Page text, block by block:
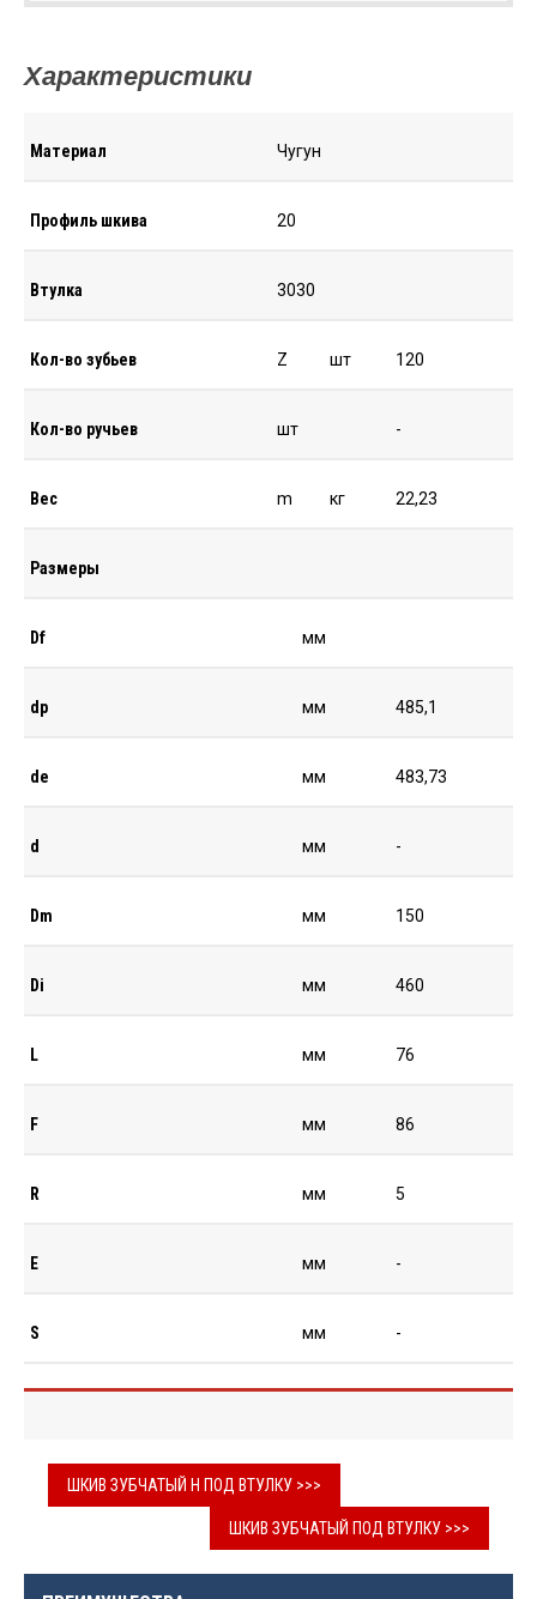
Характеристики
Материал Чугун
Профиль шкива 20
Втулка 3030
Кол-во зубьев Z шт 120
Кол-во ручьев шт -
Вес m кг 22,23
Размеры
Df мм
dp мм 485,1
de мм 483,73
d мм -
Dm мм 150
Di мм 460
L мм 76
F мм 86
R мм 5
E мм -
S мм -
ШКИВ ЗУБЧАТЫЙ H ПОД ВТУЛКУ >>>
ШКИВ ЗУБЧАТЫЙ ПОД ВТУЛКУ >>>